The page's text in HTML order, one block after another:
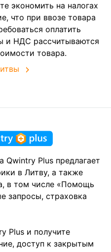
экономить на налогах
что при ввозе товара
оплатить
и НДС рассчитываются
товара.
Qwintry Plus предлагает
в Литву, а также
в том числе «Помощь
запросы, страховка
Plus и получите
доступ к закрытым